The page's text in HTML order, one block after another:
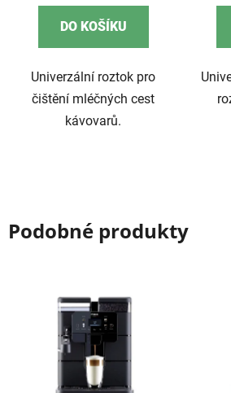
DO KOŠÍKU
Univerzální roztok pro
čištění mléčných cest
kávovarů.
Podobné produkty